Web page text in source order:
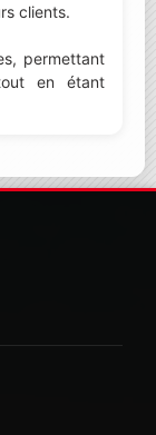
clients.
permettant
en étant